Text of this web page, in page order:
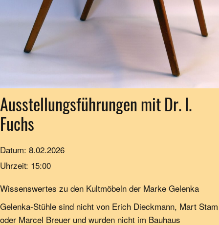
Ausstellungsführungen mit Dr. I.
Fuchs
Datum: 8.02.2026
Uhrzeit: 15:00
Wissenswertes zu den Kultmöbeln der Marke Gelenka
Gelenka-Stühle sind nicht von Erich Dieckmann, Mart Stam
oder Marcel Breuer und wurden nicht im Bauhaus